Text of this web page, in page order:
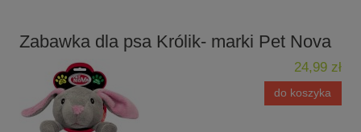
Zabawka dla psa Królik- marki Pet Nova
24,99 zł
do koszyka